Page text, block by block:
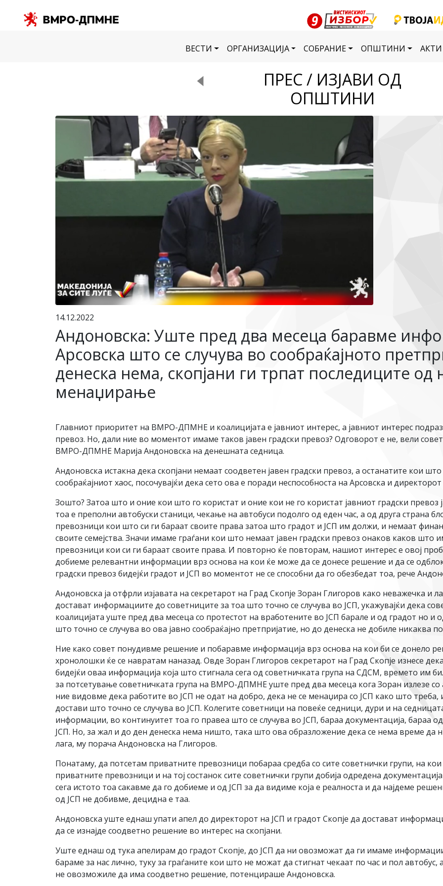
ВЕСТИ ОРГАНИЗАЦИЈА СОБРАНИЕ ОПШТИНИ АКТИ
ПРЕС / ИЗЈАВИ ОД
ОПШТИНИ
14.12.2022
Андоновска: Уште пред два месеца баравме
Арсовска што се случува во сообраќајното
денеска нема, скопјани ги трпат последиците
менаџирање
Главниот приоритет на ВМРО-ДПМНЕ и коалицијата е јавниот интерес, а јавниот интерес
превоз. Но, дали ние во моментот имаме таков јавен градски превоз? Одговорот е не, вели
ВМРО-ДПМНЕ Марија Андоновска на денешната седница.
Андоновска истакна дека скопјани немаат соодветен јавен градски превоз, а останатите кои
сообраќајниот хаос, посочувајќи дека сето ова е поради неспособноста на Арсовска и
Зошто? Затоа што и оние кои што го користат и оние кои не го користат јавниот градски превоз
тоа е преполни автобуски станици, чекање на автобуси подолго од еден час, а од друга страна
превозници кои што си ги бараат своите права затоа што градот и ЈСП им должи, и немаат
своите семејства. Значи имаме граѓани кои што немаат јавен градски превоз онаков каков што
превозници кои си ги бараат своите права. И повторно ќе повторам, нашиот интерес е овој
добиеме релевантни информации врз основа на кои ќе може да се донесе решение и да се
градски превоз бидејќи градот и ЈСП во моментот не се способни да го обезбедат тоа, рече
Андоновска ја отфрли изјавата на секретарот на Град Скопје Зоран Глигоров како неважечка и
достават информациите до советниците за тоа што точно се случува во ЈСП, укажувајќи дека
коалицијата уште пред два месеца со протестот на вработените во ЈСП барале и од градот но и
што точно се случува во ова јавно сообраќајно претпријатие, но до денеска не добиле никаква
Ние како совет понудивме решение и побаравме информација врз основа на кои би се донело
хронолошки ќе се навратам наназад. Овде Зоран Глигоров секретарот на Град Скопје изнесе
бидејќи оваа информација која што стигнала сега од советничката група на СДСМ, времето им
за потсетување советничката група на ВМРО-ДПМНЕ уште пред два месеца кога Зоран излезе
ние видовме дека работите во ЈСП не одат на добро, дека не се менаџира со ЈСП како што
достави што точно се случува во ЈСП. Колегите советници на повеќе седници, дури и на
информации, во континуитет тоа го правеа што се случува во ЈСП, бараа документација, бараа
ЈСП. Но, за жал и до ден денеска нема ништо, така што ова образложение дека се нема време да
лага, му порача Андоновска на Глигоров.
Понатаму, да потсетам приватните превозници побараа средба со сите советнички групи, на
приватните превозници и на тој состанок сите советнички групи добија одредена
сега истото тоа сакавме да го добиеме и од ЈСП за да видиме која е реалноста и да најдеме
од ЈСП не добивме, децидна е таа.
Андоновска уште еднаш упати апел до директорот на ЈСП и градот Скопје да достават
да се изнајде соодветно решение во интерес на скопјани.
Уште еднаш од тука апелирам до градот Скопје, до ЈСП да ни овозможат да ги имаме
бараме за нас лично, туку за граѓаните кои што не можат да стигнат чекаат по час и пол
не овозможиле да има соодветно решение, потенцираше Андоновска.